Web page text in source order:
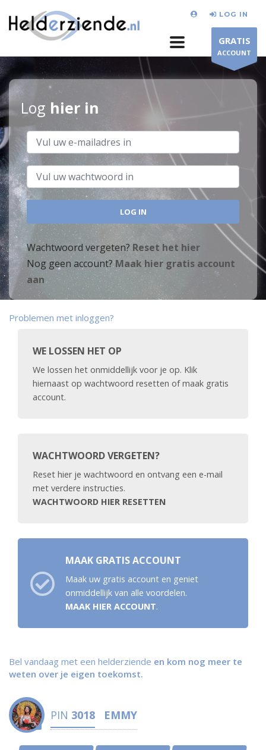
LOG IN
GRATIS
ACCOUNT
Log hier in
Wachtwoord vergeten?Reset het hier
Nog geen account?Maak hier gratis account
aan
Problemen met inloggen?
WE LOSSEN HET OP
We lossen het onmiddellijk voor je op. Klik
hiernaast op wachtwoord resetten of maak gratis
account.
WACHTWOORD VERGETEN?
Reset hier je wachtwoord en ontvang een e-mail
met verdere instructies.
WACHTWOORD HIER RESETTEN
MAAK GRATIS ACCOUNT
Maak uw gratis account en geniet
onmiddellijk van alle voordelen.
MAAK HIER ACCOUNT.
Bel vandaag met een helderziende en kom nog meer te
weten over je eigen toekomst.
PIN 3018 EMMY